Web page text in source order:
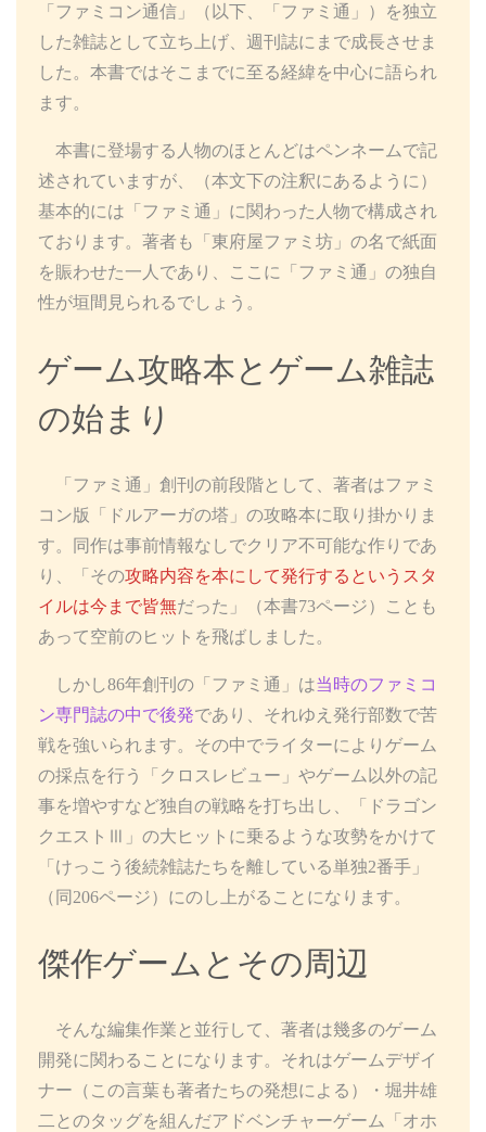
「ファミコン通信」（以下、「ファミ通」）を独立
した雑誌として立ち上げ、週刊誌にまで成長させま
した。本書ではそこまでに至る経緯を中心に語られ
ます。
本書に登場する人物のほとんどはペンネームで記
述されていますが、（本文下の注釈にあるように）
基本的には「ファミ通」に関わった人物で構成され
ております。著者も「東府屋ファミ坊」の名で紙面
を賑わせた一人であり、ここに「ファミ通」の独自
性が垣間見られるでしょう。
ゲーム攻略本とゲーム雑誌
の始まり
「ファミ通」創刊の前段階として、著者はファミ
コン版「ドルアーガの塔」の攻略本に取り掛かりま
す。同作は事前情報なしでクリア不可能な作りであ
り、「その攻略内容を本にして発行するというスタ
イルは今まで皆無だった」（本書73ページ）ことも
あって空前のヒットを飛ばしました。
しかし86年創刊の「ファミ通」は当時のファミコ
ン専門誌の中で後発であり、それゆえ発行部数で苦
戦を強いられます。その中でライターによりゲーム
の採点を行う「クロスレビュー」やゲーム以外の記
事を増やすなど独自の戦略を打ち出し、「ドラゴン
クエストⅢ」の大ヒットに乗るような攻勢をかけて
「けっこう後続雑誌たちを離している単独2番手」
（同206ページ）にのし上がることになります。
傑作ゲームとその周辺
そんな編集作業と並行して、著者は幾多のゲーム
開発に関わることになります。それはゲームデザイ
ナー（この言葉も著者たちの発想による）・堀井雄
二とのタッグを組んだアドベンチャーゲーム「オホ